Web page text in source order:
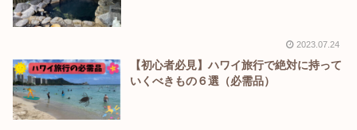
2023.07.24
【初心者必見】ハワイ旅行で絶対に持って
いくべきもの６選（必需品）